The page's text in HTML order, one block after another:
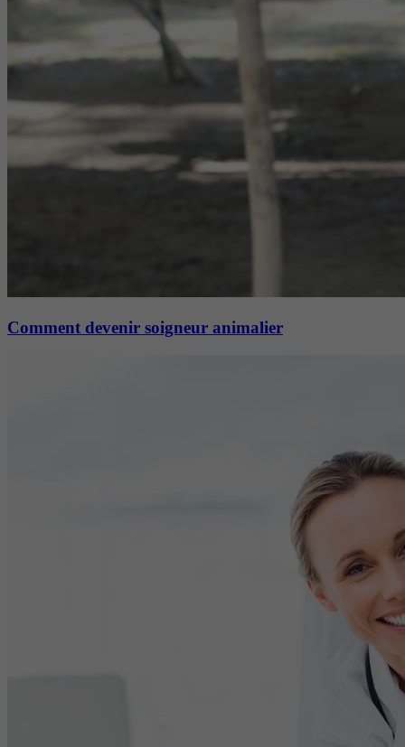
Comment devenir soigneur animalier